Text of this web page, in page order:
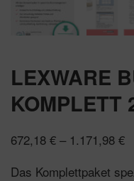
LEXWARE
KOMPLETT
672,18 € – 1.171,98 €
Das Komplettpaket